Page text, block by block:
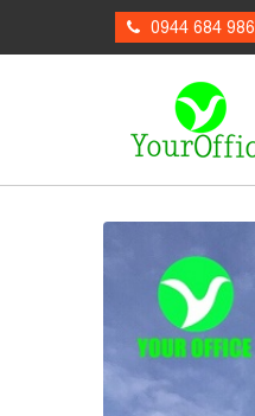
0944 684 986